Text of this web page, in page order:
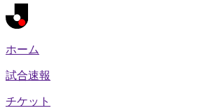
ホーム
試合速報
チケット